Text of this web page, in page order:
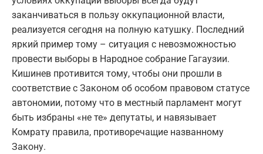
заканчиваться в пользу оккупационной власти,
реализуется сегодня на полную катушку. Последний
яркий пример тому – ситуация с невозможностью
провести выборы в Народное собрание Гагаузии.
Кишинев противится тому, чтобы они прошли в
соответствие с Законом об особом правовом статусе
автономии, потому что в местный парламент могут
быть избраны «не те» депутаты, и навязывает
Комрату правила, противоречащие названному
Закону.